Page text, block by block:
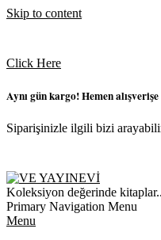
Skip to content
Click Here
Aynı gün kargo! Hemen
Siparişinizle ilgili bizi
VE
YAYINEVI
Koleksiyon değerinde
Primary Navigation Menu
Menu